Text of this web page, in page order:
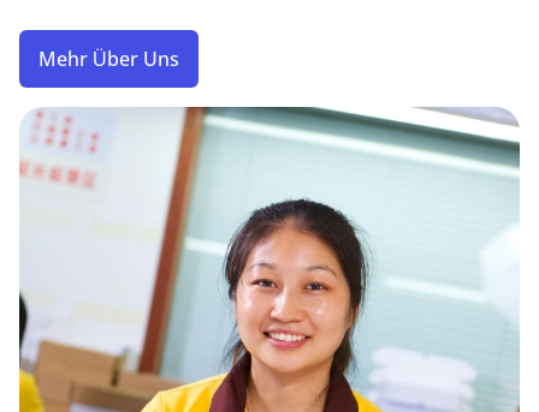
Mehr Über Uns